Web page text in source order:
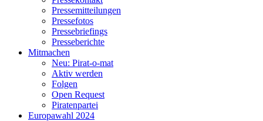
Pressemitteilungen
Pressefotos
Pressebriefings
Presseberichte
Mitmachen
Neu: Pirat-o-mat
Aktiv werden
Folgen
Open Request
Piratenpartei
Europawahl 2024